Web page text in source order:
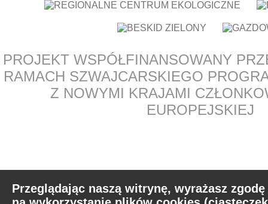
PROJEKT WSPÓŁFINANSOWANY
RAMACH SZWAJCARSKIEGO
Z NOWYMI KRAJAMI
EUROPEJSKIEJ
Przeglądając naszą witrynę, wyrażasz zgodę